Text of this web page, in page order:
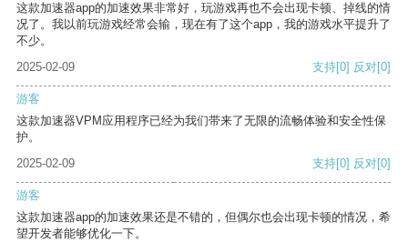
这款加速器app的加速效果非常好，玩游戏再也不会出现卡顿、掉线的情
况了。我以前玩游戏经常会输，现在有了这个app，我的游戏水平提升了
不少。
2025-02-09
支持[0] 反对[0]
游客
这款加速器VPM应用程序已经为我们带来了无限的流畅体验和安全性保
护。
2025-02-09
支持[0] 反对[0]
游客
这款加速器app的加速效果还是不错的，但偶尔也会出现卡顿的情况，希
望开发者能够优化一下。